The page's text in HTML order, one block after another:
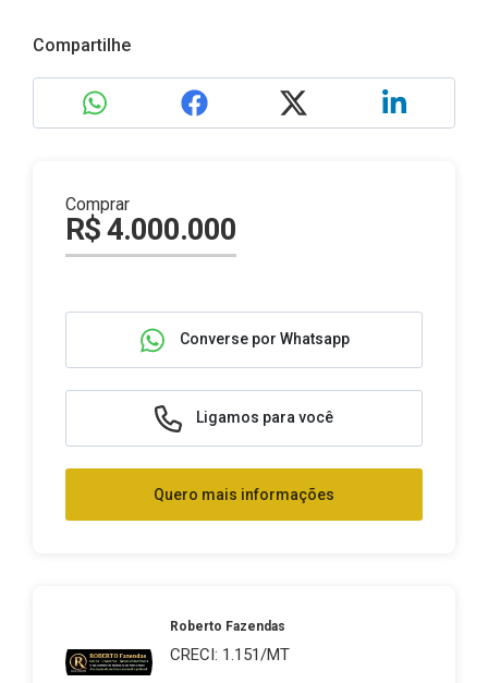
Compartilhe
Comprar
R$ 4.000.000
Converse por Whatsapp
Ligamos para você
Quero mais informações
Roberto Fazendas
CRECI: 1.151/MT